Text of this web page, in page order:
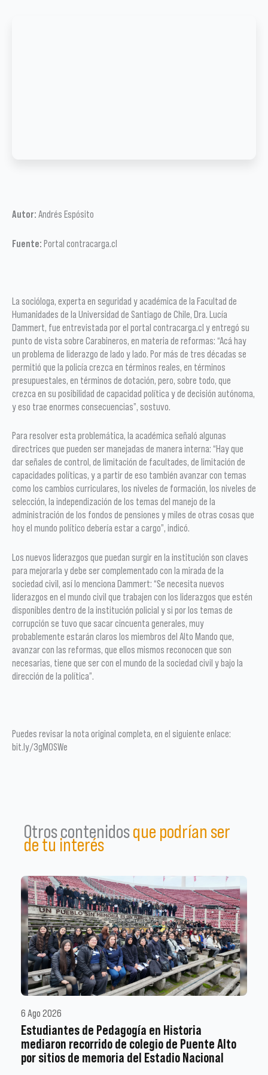
Autor: Andrés Espósito
Fuente: Portal contracarga.cl
La socióloga, experta en seguridad y académica de la Facultad de
Humanidades de la Universidad de Santiago de Chile, Dra. Lucía
Dammert, fue entrevistada por el portal contracarga.cl y entregó su
punto de vista sobre Carabineros, en materia de reformas: “Acá hay
un problema de liderazgo de lado y lado. Por más de tres décadas se
permitió que la policía crezca en términos reales, en términos
presupuestales, en términos de dotación, pero, sobre todo, que
crezca en su posibilidad de capacidad política y de decisión autónoma,
y eso trae enormes consecuencias”, sostuvo.
Para resolver esta problemática, la académica señaló algunas
directrices que pueden ser manejadas de manera interna: “Hay que
dar señales de control, de limitación de facultades, de limitación de
capacidades políticas, y a partir de eso también avanzar con temas
como los cambios curriculares, los niveles de formación, los niveles de
selección, la independización de los temas del manejo de la
administración de los fondos de pensiones y miles de otras cosas que
hoy el mundo político debería estar a cargo”, indicó.
Los nuevos liderazgos que puedan surgir en la institución son claves
para mejorarla y debe ser complementado con la mirada de la
sociedad civil, así lo menciona Dammert: “Se necesita nuevos
liderazgos en el mundo civil que trabajen con los liderazgos que estén
disponibles dentro de la institución policial y si por los temas de
corrupción se tuvo que sacar cincuenta generales, muy
probablemente estarán claros los miembros del Alto Mando que,
avanzar con las reformas, que ellos mismos reconocen que son
necesarias, tiene que ser con el mundo de la sociedad civil y bajo la
dirección de la política”.
Puedes revisar la nota original completa, en el siguiente enlace:
bit.ly/3gMOSWe
Otros contenidosque podrían ser
de tu interés
6 Ago 2026
Estudiantes de Pedagogía en Historia
mediaron recorrido de colegio de Puente Alto
por sitios de memoria del Estadio Nacional